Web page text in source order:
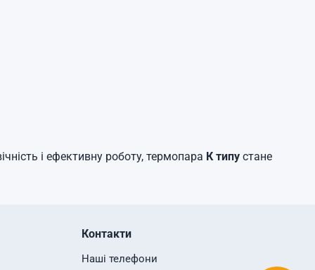
і ефективну роботу, термопара К типу стане
Контакти
Наші телефони